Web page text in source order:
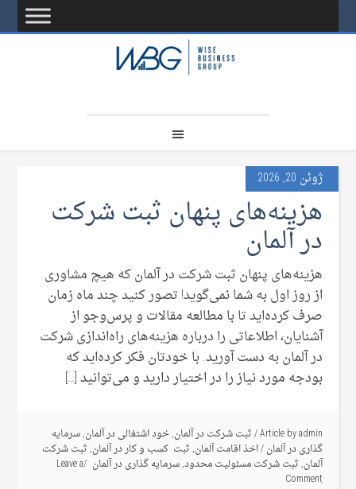
ژوئن 20, 2026
هزینه‌های پنهان ثبت شرکت
در آلمان
هزینه‌های پنهان ثبت شرکت در آلمان که هیچ مشاوری
از روز اول به شما نمی‌گوید! تصور کنید چند ماه زمان
صرف کرده‌اید تا با مطالعه مقالات و پرس‌وجو از
آشنایان، اطلاعاتی را درباره هزینه‌های راه‌اندازی شرکت
در آلمان به دست آورید. با خودتان فکر کرده‌اید که
بودجه مورد نیاز را در اختیار دارید و می‌توانید […]
Article byadmin
/ثبت شرکت در آلمان,خود اشتغالی در آلمان,سرمایه
گذاری در آلمان/اخذ اقامت آلمان,ثبت کسب و کار در آلمان,ثبت شرکت
آلمان,ثبت شرکت مسئولیت محدود,سرمایه گذاری در آلمان Leave a
Comment